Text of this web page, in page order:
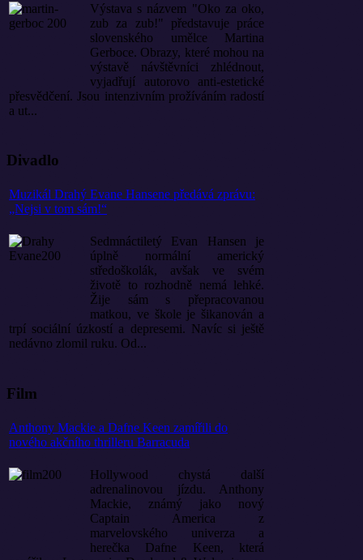
Výstava s názvem "Oko za oko,
zub za zub!" představuje práce
slovenského umělce Martina
Gerboce. Obrazy, které mohou na
výstavě návštěvníci zhlédnout,
vyjadřují autorovo anti-estetické
přesvědčení. Jsou intenzivním prožíváním radostí
a ut...
Divadlo
Muzikál Drahý Evane Hansene předává zprávu:
„Nejsi v tom sám!“
Sedmnáctiletý Evan Hansen je
úplně normální americký
středoškolák, avšak ve svém
životě to rozhodně nemá lehké.
Žije sám s přepracovanou
matkou, ve škole je šikanován a
trpí sociální úzkostí a depresemi. Navíc si ještě
nedávno zlomil ruku. Od...
Film
Anthony Mackie a Dafne Keen zamířili do
nového akčního thrilleru Barracuda
Hollywood chystá další
adrenalinovou jízdu. Anthony
Mackie, známý jako nový
Captain America z
marvelovského univerza a
herečka Dafne Keen, která